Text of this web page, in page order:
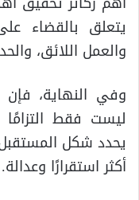
يتعلق بالقضاء
والعمل اللائق،
وفي النهاية،
ليست فقط التزامًا
يحدد شكل
أكثر استقرارًا وعدالة.